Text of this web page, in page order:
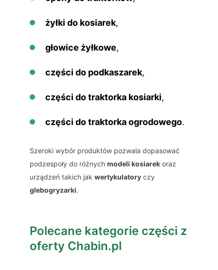
żyłki do kosiarek,
głowice żyłkowe,
części do podkaszarek,
części do traktorka kosiarki,
części do traktorka ogrodowego.
Szeroki wybór produktów pozwala dopasować
podzespoły do różnych modeli kosiarek oraz
urządzeń takich jak wertykulatory czy
glebogryzarki.
Polecane kategorie części z
oferty Chabin.pl